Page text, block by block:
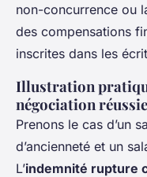
non-concurrence ou
des compensations
inscrites dans les
Illustration
négociation réussie
Prenons le cas d’un
d’ancienneté et un
L’indemnité rupture